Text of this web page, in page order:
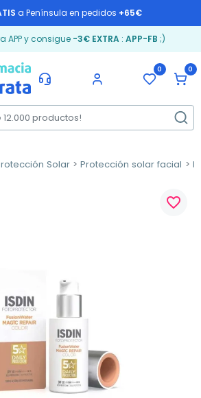
a Península en pedidos +65€
APP y consigue -3€ EXTRA: APP-FB ;)
0 0
Solar Protección solar facial
favorite_border